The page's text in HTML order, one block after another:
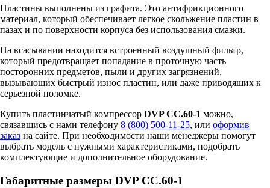
Пластины выполнены из графита. Это антифрикционного
материал, который обеспечивает легкое скольжение пластин в
пазах и по поверхности корпуса без использования смазки.
На всасывании находится встроенный воздушный фильтр,
который предотвращает попадание в проточную часть
посторонних предметов, пыли и других загрязнений,
вызывающих быстрый износ пластин, или даже приводящих к
серьезной поломке.
Купить пластинчатый компрессор DVP CC.60-1 можно,
связавшись с нами телефону 8 (800) 500-11-25, или оформив
заказ на сайте. При необходимости наши менеджеры помогут
выбрать модель с нужными характеристиками, подобрать
комплектующие и дополнительное оборудование.
Габаритные размеры DVP CC.60-1